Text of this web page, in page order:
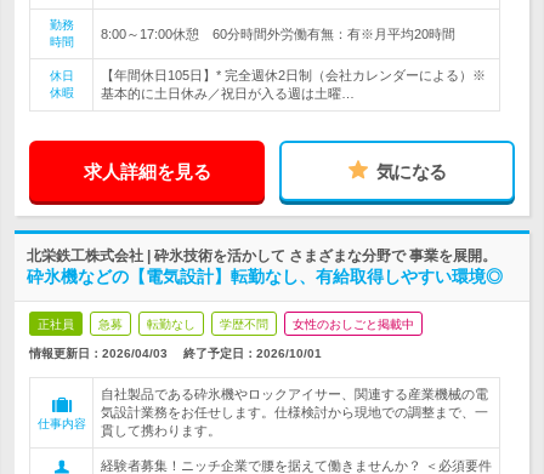
勤務
時間
8:00～17:00休憩 60分時間外労働有無：有※月平均20時間
休日
休暇
【年間休日105日】* 完全週休2日制（会社カレンダーによる）※
基本的に土日休み／祝日が入る週は土曜…
求人詳細を見る 気になる
北栄鉄工株式会社 | 砕氷技術を活かして さまざまな分野で 事業を展開。
砕氷機などの【電気設計】転勤なし、有給取得しやすい環境◎
正社員 急募 転勤なし 学歴不問 女性のおしごと掲載中
情報更新日：2026/04/03 終了予定日： 2026/10/01
仕事内容
自社製品である砕氷機やロックアイサー、関連する産業機械の電
気設計業務をお任せします。仕様検討から現地での調整まで、一
貫して携わります。
経験者募集！ニッチ企業で腰を据えて働きませんか？ ＜必須要件